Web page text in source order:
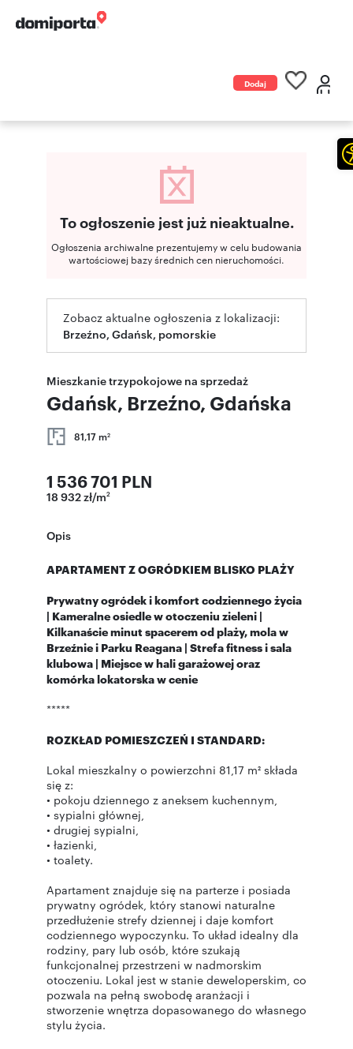
Dodaj
To ogłoszenie jest już nieaktualne.
Ogłoszenia archiwalne prezentujemy w celu budowania
wartościowej bazy średnich cen nieruchomości.
Zobacz aktualne ogłoszenia z lokalizacji:
Brzeźno, Gdańsk, pomorskie
Mieszkanie trzypokojowe na sprzedaż
Gdańsk, Brzeźno, Gdańska
81,17 m2
1 536 701 PLN
18 932 zł/m2
Opis
APARTAMENT Z OGRÓDKIEM BLISKO PLAŻY
Prywatny ogródek i komfort codziennego życia
| Kameralne osiedle w otoczeniu zieleni |
Kilkanaście minut spacerem od plaży, mola w
Brzeźnie i Parku Reagana | Strefa fitness i sala
klubowa | Miejsce w hali garażowej oraz
komórka lokatorska w cenie
*****
ROZKŁAD POMIESZCZEŃ I STANDARD:
Lokal mieszkalny o powierzchni 81,17 m² składa
się z:
• pokoju dziennego z aneksem kuchennym,
• sypialni głównej,
• drugiej sypialni,
• łazienki,
• toalety.
Apartament znajduje się na parterze i posiada
prywatny ogródek, który stanowi naturalne
przedłużenie strefy dziennej i daje komfort
codziennego wypoczynku. To układ idealny dla
rodziny, pary lub osób, które szukają
funkcjonalnej przestrzeni w nadmorskim
otoczeniu. Lokal jest w stanie deweloperskim, co
pozwala na pełną swobodę aranżacji i
stworzenie wnętrza dopasowanego do własnego
stylu życia.